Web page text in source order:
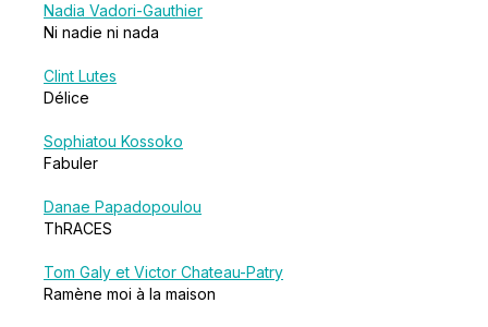
Nadia Vadori-Gauthier
Ni nadie ni nada
Clint Lutes
Délice
Sophiatou Kossoko
Fabuler
Danae Papadopoulou
ThRACES
Tom Galy et Victor Chateau-Patry
Ramène moi à la maison